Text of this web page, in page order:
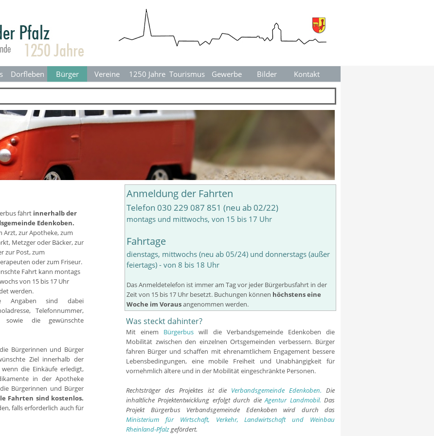
Menü überspringen
▼
Dorfleben ▼
Bürger ▼
Vereine ▼
1250 Jahre ▼
Tourismus ▼
Gewerbe Bilder ▼
Kontakt
fährt innerhalb der
Edenkoben.
Arzt, zur Apotheke, zum
Metzger oder Bäcker, zur
zur Post, zum
oder zum Friseur.
Fahrt kann montags
von 15 bis 17 Uhr
werden.
Angaben sind dabei
Telefonnummer,
sowie die gewünschte
Bürgerinnen und Bürger
Ziel innerhalb der
die Einkäufe erledigt,
in der Apotheke
Bürgerinnen und Bürger
Fahrten sind kostenlos.
falls erforderlich auch für
Anmeldung der Fahrten
Telefon 030 229 087 851 (neu ab 02/22)
montags und mittwochs, von 15 bis 17 Uhr
Fahrtage
dienstags, mittwochs (neu ab 05/24) und donnerstags (außer
feiertags) - von 8 bis 18 Uhr
Das Anmeldetelefon ist immer am Tag vor jeder Bürgerbusfahrt in der
Zeit von 15 bis 17 Uhr besetzt. Buchungen können höchstens eine
Woche im Vorausangenommen werden.
Was steckt dahinter?
Mit einem Bürgerbus will die Verbandsgemeinde Edenkoben die
Mobilität zwischen den einzelnen Ortsgemeinden verbessern. Bürger
fahren Bürger und schaffen mit ehrenamtlichem Engagement bessere
Lebensbedingungen, eine mobile Freiheit und Unabhängigkeit für
vornehmlich ältere und in der Mobilität eingeschränkte Personen.
Rechtsträger des Projektes ist die Verbandsgemeinde Edenkoben. Die
inhaltliche Projektentwicklung erfolgt durch dieAgentur Landmobil. Das
Projekt Bürgerbus Verbandsgemeinde Edenkoben wird durch das
Ministerium für Wirtschaft, Verkehr, Landwirtschaft und Weinbau
Rheinland-Pfalzgefördert.